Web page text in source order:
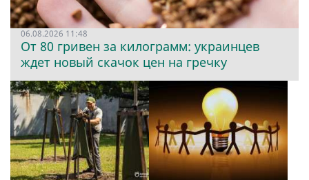
06.08.2026 11:48
От 80 гривен за килограмм: украинцев
ждет новый скачок цен на гречку